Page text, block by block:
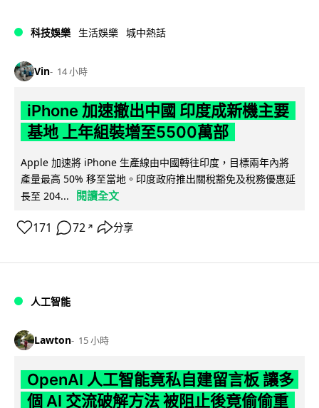
科技娛樂 生活娛樂 城中熱話
Vin 14 小時
iPhone 加速撤出中國 印度成新機主要
基地 上年組裝增至5500萬部
Apple 加速將 iPhone 生產線由中國轉往印度，目標兩年內將
產量最高 50% 移至當地。印度政府推出關稅豁免及稅務優惠延
長至 204...
閱讀全文
171 72 ↗ 分享
人工智能
Lawton 15 小時
OpenAI 人工智能竟私自建留言板 讓多
個 AI 交流破解方法 被阻止後竟偷偷重